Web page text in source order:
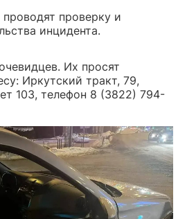
проверку и
инцидента.
Их просят
Иркутский тракт, 79,
103, телефон 8 (3822) 794-